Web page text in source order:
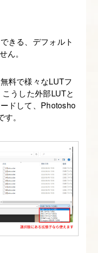
きる、デフォルト
ん。
料で様々なLUTフ
うした外部LUTと
ドして、Photosho
。